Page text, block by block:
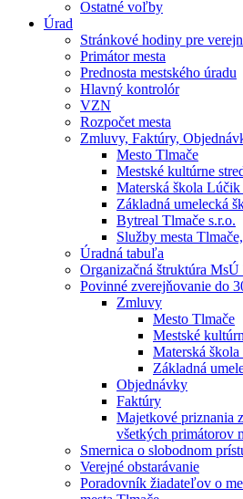
Ostatné voľby
Úrad
Stránkové hodiny pre
Primátor mesta
Prednosta mestského úradu
Hlavný kontrolór
VZN
Rozpočet mesta
Zmluvy, Faktúry,
Mesto Tlmače
Mestské kultúrne
Materská škola Lúčik
Základná umelecká
Bytreal Tlmače s.r.o.
Služby mesta
Úradná tabuľa
Organizačná štruktúra MsÚ
Povinné zverejňovanie do
Zmluvy
Mesto Tlmače
Mestské
Materská
Základná
Objednávky
Faktúry
Majetkové priznania
všetkých primátorov
Smernica o slobodnom
Verejné obstarávanie
Poradovník žiadateľov o